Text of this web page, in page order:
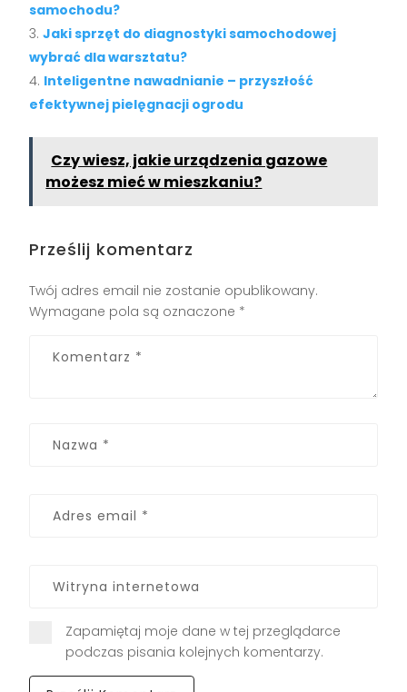
samochodu?
Jaki sprzęt do diagnostyki samochodowej
wybrać dla warsztatu?
Inteligentne nawadnianie – przyszłość
efektywnej pielęgnacji ogrodu
Czy wiesz, jakie urządzenia gazowe
możesz mieć w mieszkaniu?
Prześlij komentarz
Twój adres email nie zostanie opublikowany.
Wymagane pola są oznaczone *
Zapamiętaj moje dane w tej przeglądarce
podczas pisania kolejnych komentarzy.